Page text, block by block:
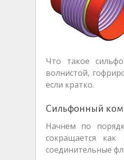
Что такое
волнистой,
если кратко.
Сильфонный
Начнем по
сокращается как
соединительные